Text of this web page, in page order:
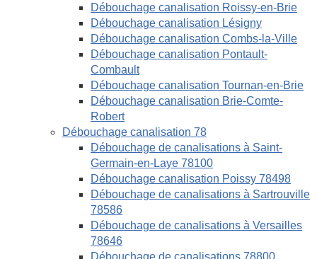
Débouchage canalisation Roissy-en-Brie
Débouchage canalisation Lésigny
Débouchage canalisation Combs-la-Ville
Débouchage canalisation Pontault-
Combault
Débouchage canalisation Tournan-en-Brie
Débouchage canalisation Brie-Comte-
Robert
Débouchage canalisation 78
Débouchage de canalisations à Saint-
Germain-en-Laye 78100
Débouchage canalisation Poissy 78498
Débouchage de canalisations à Sartrouville
78586
Débouchage de canalisations à Versailles
78646
Débouchage de canalisations 78800